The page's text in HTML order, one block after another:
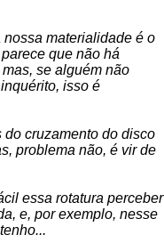
nossa materialidade é o
que não há
se alguém não
isso é
do cruzamento do disco
problema não, é vir de
essa rotatura perceber
e, por exemplo, nesse